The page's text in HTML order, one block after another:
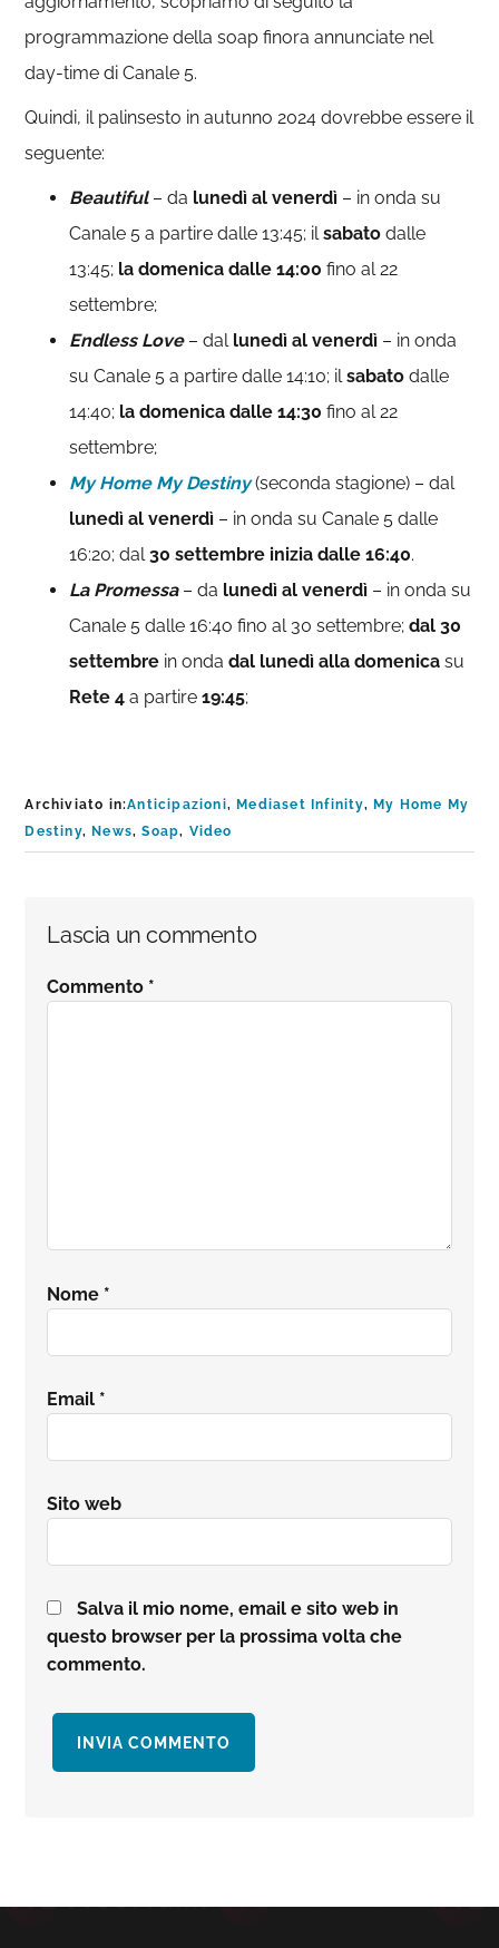
programmazione della soap finora annunciate nel
day-time di Canale 5.
Quindi, il palinsesto in autunno 2024 dovrebbe essere il
seguente:
Beautiful – da lunedì al venerdì – in onda su
Canale 5 a partire dalle 13:45; ilsabato dalle
13:45; la domenica dalle 14:00fino al 22
settembre;
Endless Love – dal lunedì al venerdì – in onda
su Canale 5 a partire dalle 14:10; ilsabato dalle
14:40; la domenica dalle 14:30fino al 22
settembre;
My Home My Destiny(seconda stagione) – dal
lunedì al venerdì – in onda su Canale 5 dalle
16:20; dal30 settembre inizia dalle16:40.
La Promessa– da lunedì al venerdì – in onda su
Canale 5 dalle 16:4o fino al 30 settembre;dal 30
settembre in ondadal lunedì alla domenica su
Rete 4 a partire19:45;
Archiviato in:Anticipazioni,Mediaset Infinity,My Home My
Destiny,News,Soap, Video
Interazioni
del
Lascia un commento
Commento *
Nome *
Email *
Sito web
Salva il mio nome, email e sito web in
questo browser per la prossima volta che
commento.